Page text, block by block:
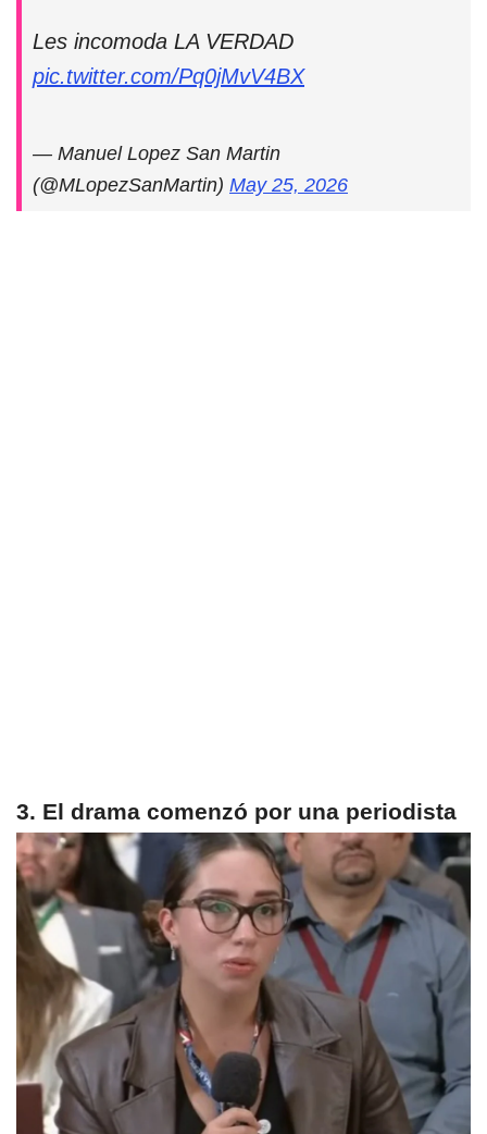
Les incomoda LA VERDAD
pic.twitter.com/Pq0jMvV4BX
— Manuel Lopez San Martin
(@MLopezSanMartin) May 25, 2026
3. El drama comenzó por una periodista